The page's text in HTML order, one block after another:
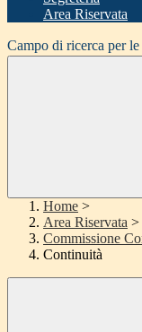
Area Riservata
Campo di ricerca per
Home >
Area Riservata >
Commissione
Continuità